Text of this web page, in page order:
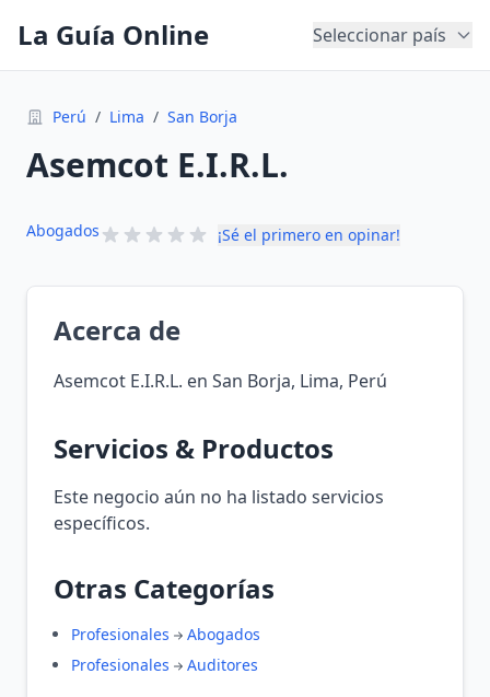
La Guía Online Seleccionar país
Perú / Lima / San Borja
Asemcot E.I.R.L.
Abogados ¡Sé el primero en opinar!
Acerca de
Asemcot E.I.R.L. en San Borja, Lima, Perú
Servicios & Productos
Este negocio aún no ha listado servicios
específicos.
Otras Categorías
Profesionales
Abogados
Profesionales
Auditores